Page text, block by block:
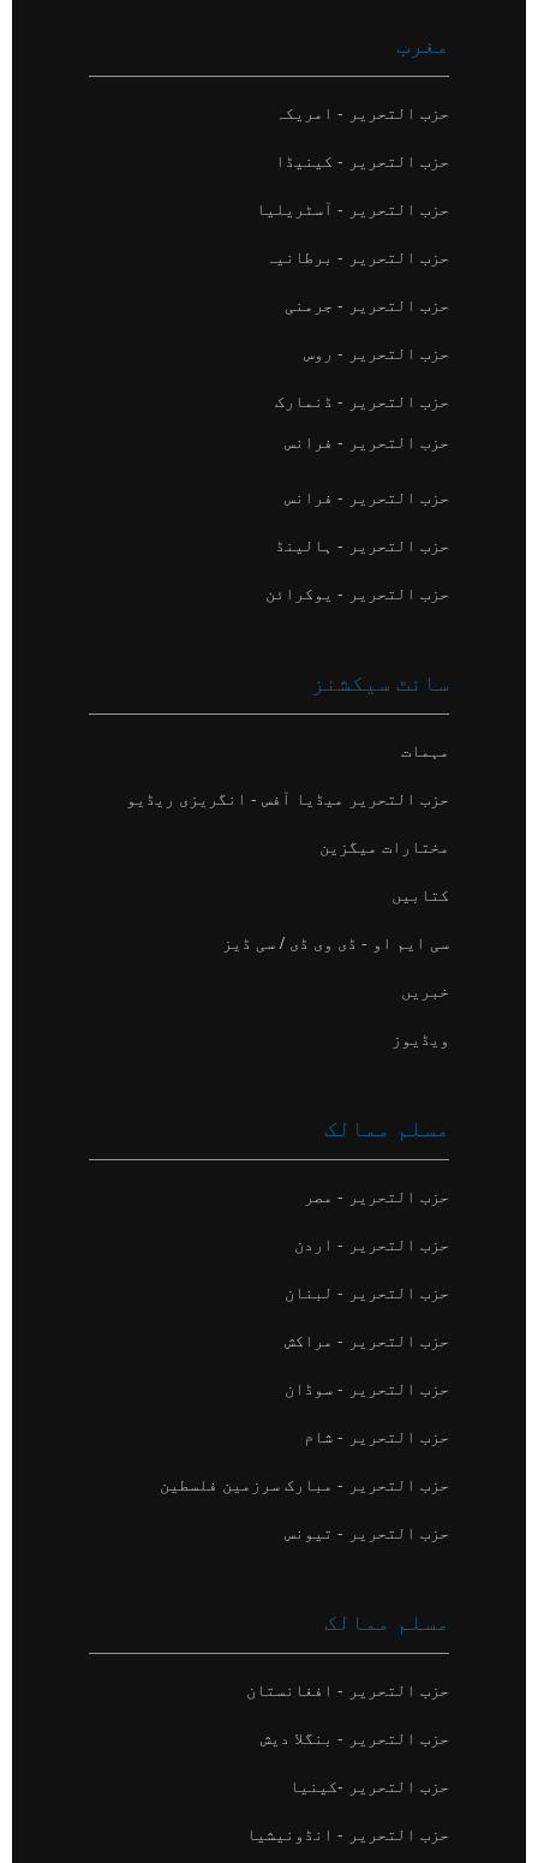
مغرب
حزب التحریر - امریکہ
حزب التحریر - کینیڈا
حزب التحریر - آسٹریلیا
حزب التحریر - برطانیہ
حزب التحریر - جرمنی
حزب التحریر - روس
حزب التحریر - ڈنمارک
حزب التحریر - فرانس
حزب التحریر - فرانس
حزب التحریر - ہالینڈ
حزب التحریر - یوکرائن
سائٹ سیکشنز
مہمات
حزب التحریر میڈیا آفس - انگریزی ریڈیو
مختارات میگزین
کتابیں
سی ایم او - ڈی وی ڈی / سی ڈیز
خبریں
ویڈیوز
مسلم ممالک
حزب التحریر - مصر
حزب التحریر - اردن
حزب التحریر - لبنان
حزب التحریر - مراکش
حزب التحریر - سوڈان
حزب التحریر - شام
حزب التحریر - مبارک سرزمین فلسطین
حزب التحریر - تیونس
مسلم ممالک
حزب التحریر - افغانستان
حزب التحریر - بنگلا دیش
حزب التحریر -کینیا
حزب التحریر - انڈونیشیا